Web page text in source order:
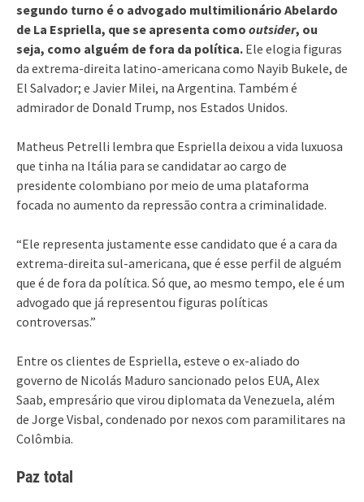
segundo turno é o advogado multimilionário Abelardo
de La Espriella, que se apresenta como outsider, ou
seja, como alguém de fora da política. Ele elogia figuras
da extrema-direita latino-americana como Nayib Bukele, de
El Salvador; e Javier Milei, na Argentina. Também é
admirador de Donald Trump, nos Estados Unidos.
Matheus Petrelli lembra que Espriella deixou a vida luxuosa
que tinha na Itália para se candidatar ao cargo de
presidente colombiano por meio de uma plataforma
focada no aumento da repressão contra a criminalidade.
“Ele representa justamente esse candidato que é a cara da
extrema-direita sul-americana, que é esse perfil de alguém
que é de fora da política. Só que, ao mesmo tempo, ele é um
advogado que já representou figuras políticas
controversas.”
Entre os clientes de Espriella, esteve o ex-aliado do
governo de Nicolás Maduro sancionado pelos EUA, Alex
Saab, empresário que virou diplomata da Venezuela, além
de Jorge Visbal, condenado por nexos com paramilitares na
Colômbia.
Paz total